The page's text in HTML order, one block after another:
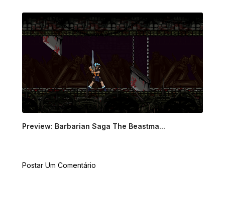
Preview: Barbarian Saga The Beastma...
Postar Um Comentário